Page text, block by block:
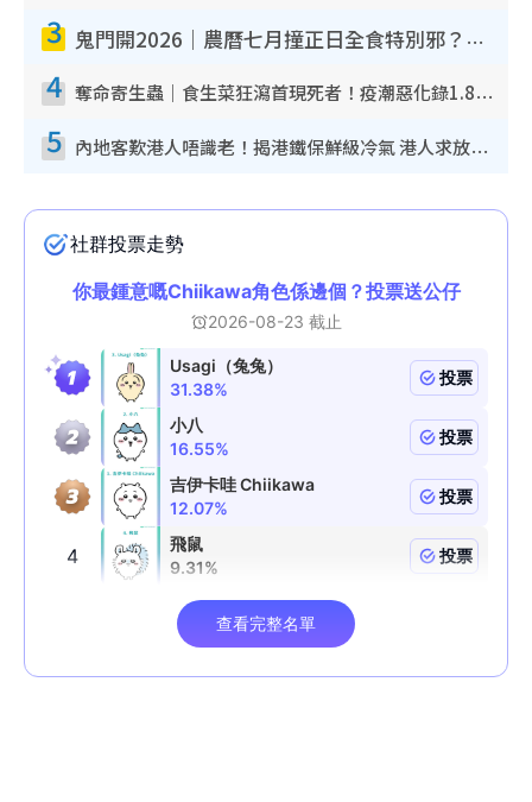
3 鬼門開2026｜農曆七月撞正日全食特別邪？專家警告切忌做一事！揭4大禁忌+2招保平安
4 奪命寄生蟲｜食生菜狂瀉首現死者！疫潮惡化錄1.8萬宗病例 揭洗菜3大謬誤
5 內地客歎港人唔識老！揭港鐵保鮮級冷氣 港人求放過：咪投訴